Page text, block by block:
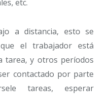
etc.
a distancia, esto se
el trabajador está
tarea, y otros períodos
contactado por parte
tareas, esperar